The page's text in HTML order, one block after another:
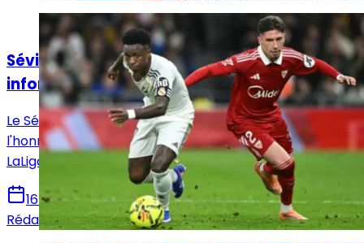
Actualités
Séville - Real Madrid : Horaire, chaînes et
informations sur le match !
Le Séville FC reçoit ce dimanche le Real Madrid en
l'honneur de la 37e et avant-dernière journée de
LaLiga. Voici toutes les infos pour suivre la rencontre.
16 mai 2026
Rédaction Le Journal du Real